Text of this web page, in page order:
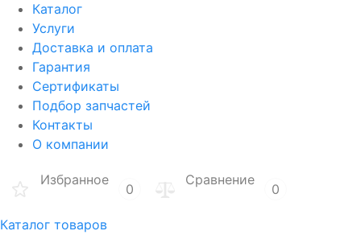
Каталог
Услуги
Доставка и оплата
Гарантия
Сертификаты
Подбор запчастей
Контакты
О компании
Избранное
0
Сравнение
0
Каталог товаров